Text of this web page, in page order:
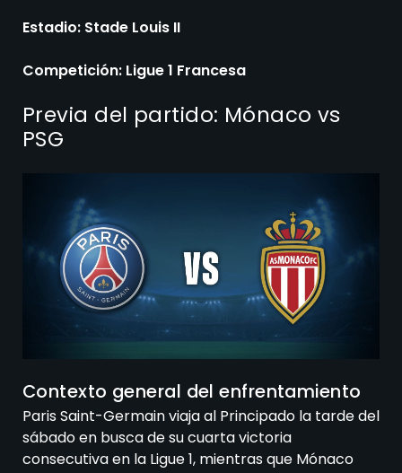
Estadio: Stade Louis II
Competición: Ligue 1 Francesa
Previa del partido: Mónaco vs
PSG
Contexto general del enfrentamiento
Paris Saint-Germain viaja al Principado la tarde del
sábado en busca de su cuarta victoria
consecutiva en la Ligue 1, mientras que Mónaco